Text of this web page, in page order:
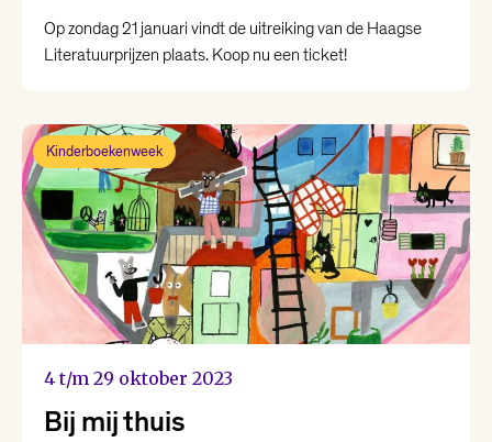
Op zondag 21 januari vindt de uitreiking van de Haagse
Literatuurprijzen plaats. Koop nu een ticket!
Kinderboekenweek
4 t/m 29 oktober 2023
Bij mij thuis